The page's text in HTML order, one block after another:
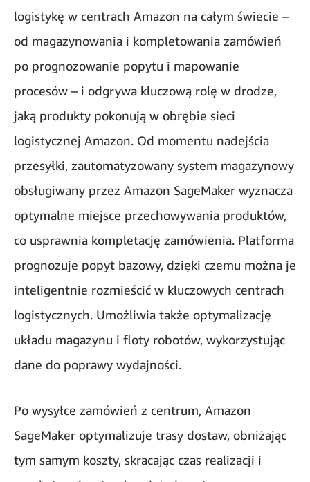
logistykę w centrach Amazon na całym świecie –
od magazynowania i kompletowania zamówień
po prognozowanie popytu i mapowanie
procesów – i odgrywa kluczową rolę w drodze,
jaką produkty pokonują w obrębie sieci
logistycznej Amazon. Od momentu nadejścia
przesyłki, zautomatyzowany system magazynowy
obsługiwany przez Amazon SageMaker wyznacza
optymalne miejsce przechowywania produktów,
co usprawnia kompletację zamówienia. Platforma
prognozuje popyt bazowy, dzięki czemu można je
inteligentnie rozmieścić w kluczowych centrach
logistycznych. Umożliwia także optymalizację
układu magazynu i floty robotów, wykorzystując
dane do poprawy wydajności.
Po wysyłce zamówień z centrum, Amazon
SageMaker optymalizuje trasy dostaw, obniżając
tym samym koszty, skracając czas realizacji i